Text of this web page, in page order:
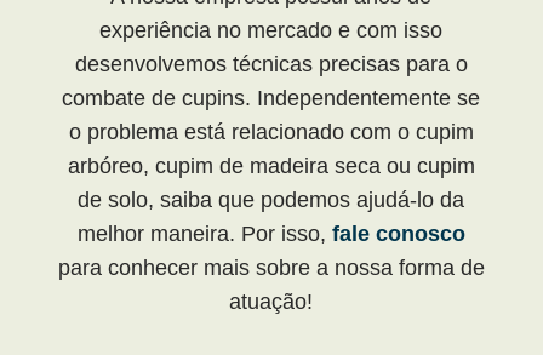
experiência no mercado e com isso
desenvolvemos técnicas precisas para o
combate de cupins. Independentemente se
o problema está relacionado com o cupim
arbóreo, cupim de madeira seca ou cupim
de solo, saiba que podemos ajudá-lo da
melhor maneira. Por isso, fale conosco
para conhecer mais sobre a nossa forma de
atuação!